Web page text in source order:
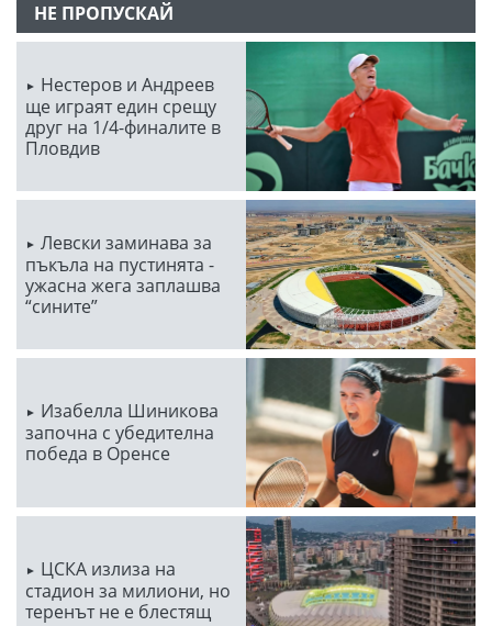
НЕ ПРОПУСКАЙ
Нестеров и Андреев
ще играят един срещу
друг на 1/4-финалите в
Пловдив
Левски заминава за
пъкъла на пустинята -
ужасна жега заплашва
“сините”
Изабелла Шиникова
започна с убедителна
победа в Оренсе
ЦСКА излиза на
стадион за милиони, но
теренът не е блестящ